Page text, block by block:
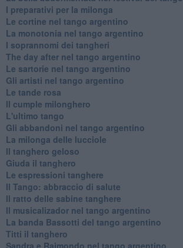
I preparativi per la milonga
Le cortine nel tango argentino
La monotonia nel tango argentino
I soprannomi dei tangheri
The day after nel tango argentino
Le sartorie nel tango argentino
Gli artisti nel tango argentino
Le tande rosa
Il cumple milonghero
L'ultimo tango
Gli abbandoni nel tango argentino
La milonga delle lucciole
Il tanghero geloso
Giuda il tanghero
Le espressioni tanghere
Il Tango: abbraccio di salute
Il ratto delle sabine tanghere
Il musicalizador nel tango argentino
La banda Bassotti del tango argentino
Titti il tanghero
Sandra e Raimondo nel tango argentino